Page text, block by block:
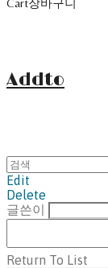
Cart장바구니
Addto
Edit
Delete
글쓴이
Return To List